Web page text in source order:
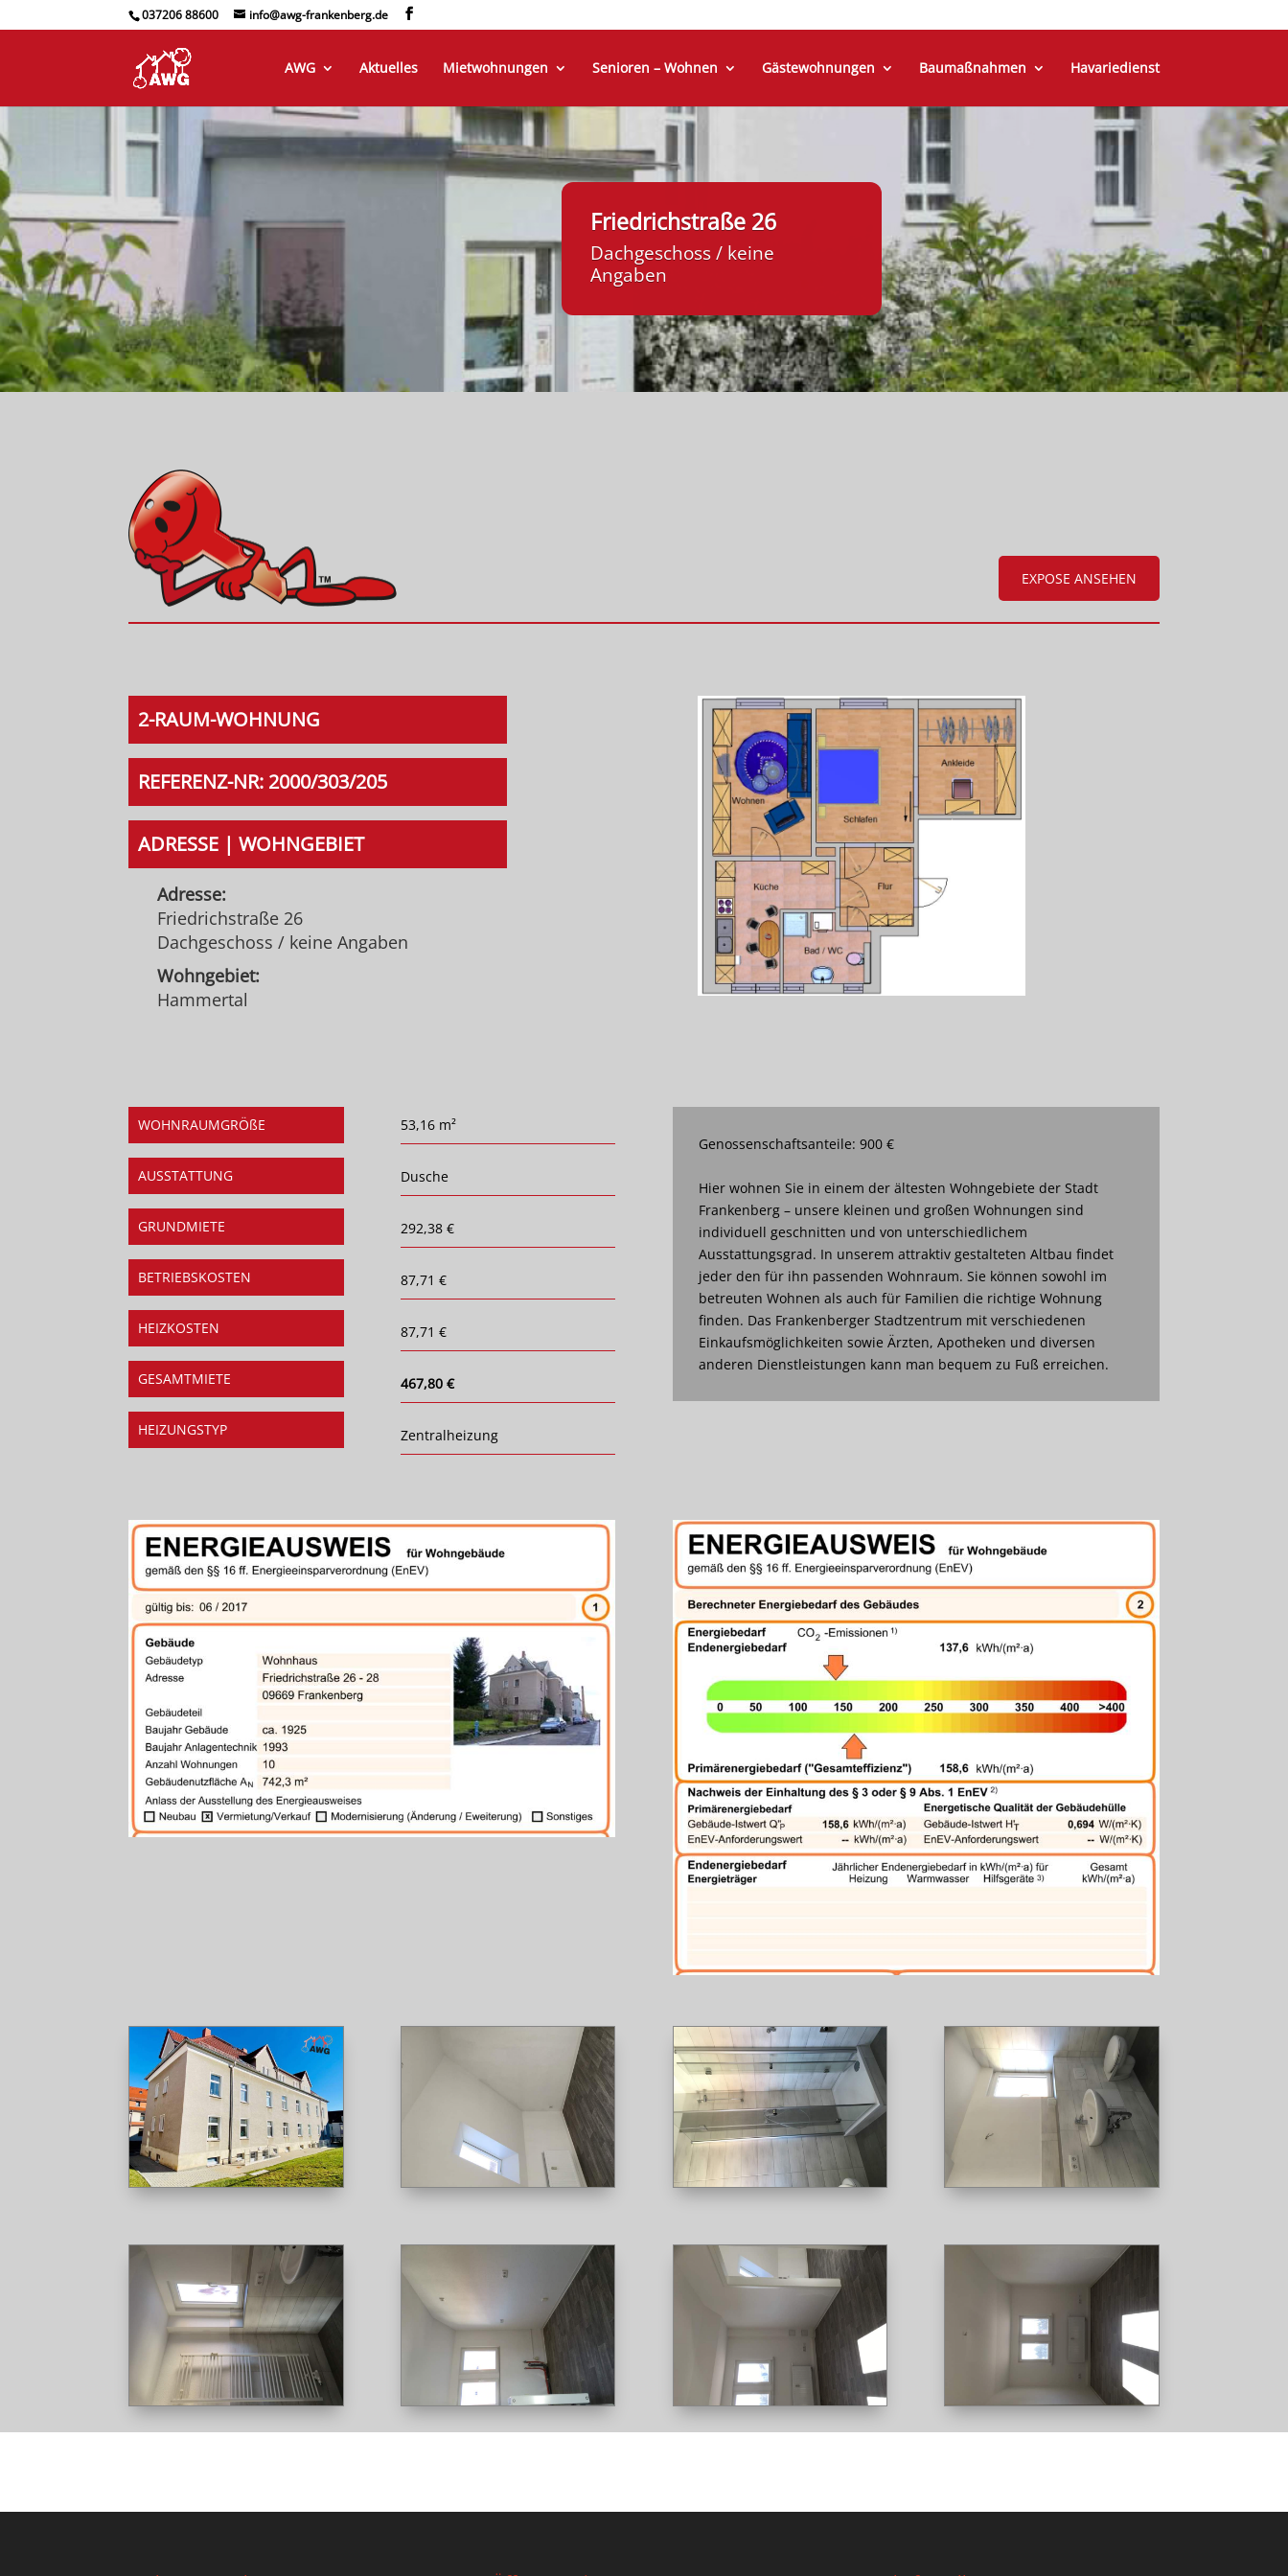
037206 88600 info@awg-frankenberg.de
AWG Aktuelles Mietwohnungen Senioren – Wohnen Gästewohnungen Baumaßnahmen Havariedienst
Friedrichstraße 26
Dachgeschoss / keine
Angaben
EXPOSE ANSEHEN
2-RAUM-WOHNUNG
REFERENZ-NR: 2000/303/205
ADRESSE | WOHNGEBIET
Adresse:
Friedrichstraße 26
Dachgeschoss / keine Angaben
Wohngebiet:
Hammertal
WOHNRAUMGRÖßE
AUSSTATTUNG
GRUNDMIETE
BETRIEBSKOSTEN
HEIZKOSTEN
GESAMTMIETE
HEIZUNGSTYP
53,16 m²
Dusche
292,38 €
87,71 €
87,71 €
467,80 €
Zentralheizung
Genossenschaftsanteile: 900 €
Hier wohnen Sie in einem der ältesten Wohngebiete der Stadt
Frankenberg – unsere kleinen und großen Wohnungen sind
individuell geschnitten und von unterschiedlichem
Ausstattungsgrad. In unserem attraktiv gestalteten Altbau findet
jeder den für ihn passenden Wohnraum. Sie können sowohl im
betreuten Wohnen als auch für Familien die richtige Wohnung
finden. Das Frankenberger Stadtzentrum mit verschiedenen
Einkaufsmöglichkeiten sowie Ärzten, Apotheken und diversen
anderen Dienstleistungen kann man bequem zu Fuß erreichen.